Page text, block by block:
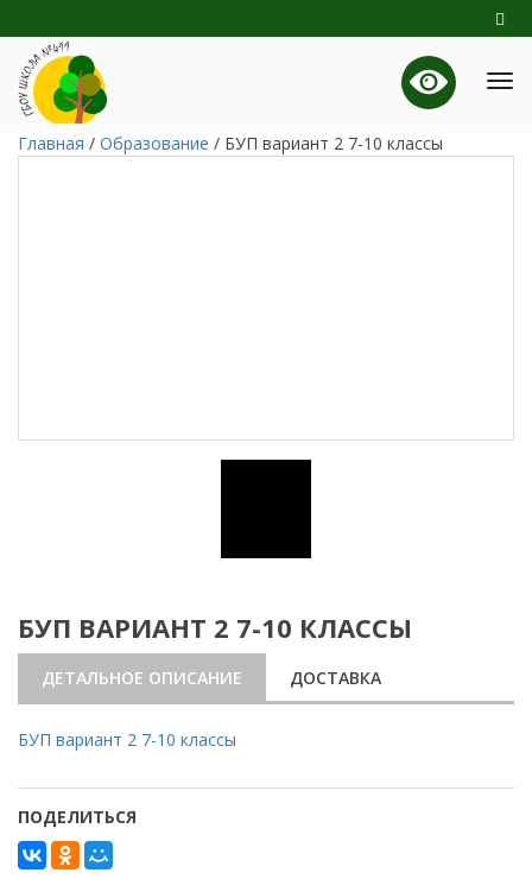
Главная / Образование / БУП вариант 2 7-10 классы
БУП ВАРИАНТ 2 7-10 КЛАССЫ
ДЕТАЛЬНОЕ ОПИСАНИЕ ДОСТАВКА
БУП вариант 2 7-10 классы
ПОДЕЛИТЬСЯ